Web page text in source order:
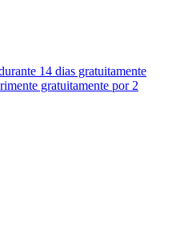
14 dias gratuitamente
gratuitamente por 2